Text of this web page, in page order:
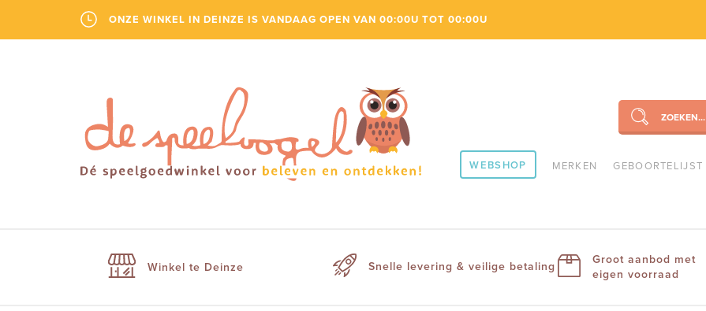
ONZE WINKEL IN DEINZE IS VANDAAG OPEN VAN 00:00U TOT 00:00U
ZOEKEN...
SEARCH
WEBSHOP MERKEN GEBOORTELIJST
Winkel te Deinze Snelle levering & veilige betaling
Groot aanbod met
eigen voorraad